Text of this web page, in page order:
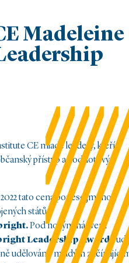
Madeleine
CE mladé leadery, kteří
přístup a hodnotový
tato cena ponese jméno
států
Pod novým názvem
Leadership Award
udělováno mladým